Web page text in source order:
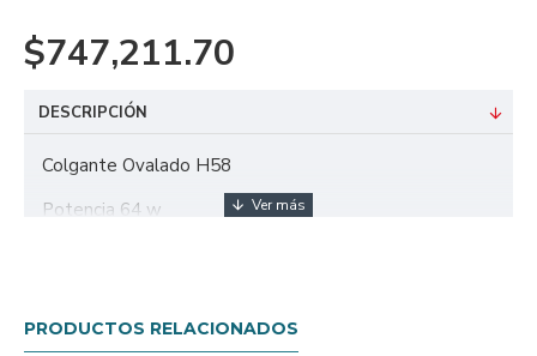
$747,211.70
DESCRIPCIÓN
Colgante Ovalado H58
Potencia 64 w
PRODUCTOS RELACIONADOS